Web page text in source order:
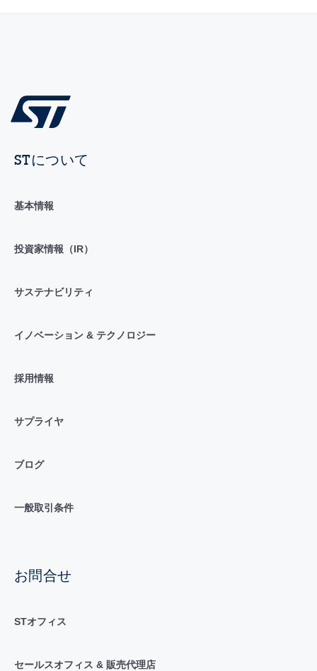
STについて
基本情報
投資家情報（IR）
サステナビリティ
イノベーション & テクノロジー
採用情報
サプライヤ
ブログ
一般取引条件
お問合せ
STオフィス
セールスオフィス & 販売代理店